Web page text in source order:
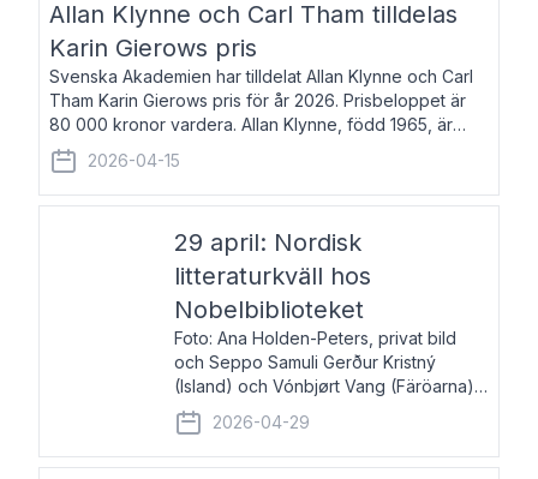
Allan Klynne och Carl Tham tilldelas
Karin Gierows pris
Svenska Akademien har tilldelat Allan Klynne och Carl
Tham Karin Gierows pris för år 2026. Prisbeloppet är
80 000 kronor vardera. Allan Klynne, född 1965, är
arkeolog, författare, översättare och fil.dr i antikens
kultur och samhällsliv. Ut
2026-04-15
29 april: Nordisk
litteraturkväll hos
Nobelbiblioteket
Foto: Ana Holden-Peters, privat bild
och Seppo Samuli Gerður Kristný
(Island) och Vónbjørt Vang (Färöarna)
läser ur sina verk och samtalar med
John Swedenmark. De läser upp på
färöiska, isländska och svenska och
2026-04-29